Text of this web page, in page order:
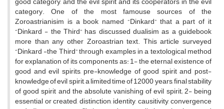
category. One of the most famouse sources of the
Zoroastrianisim is a book named “Dinkard” that a part of it
“Dinkard - the Third” has discussed dualisim as a guidebook
more than any other Zoroastrian text. This article surveyed
“Dinkard -the Third” through examples in a textological method
for explanation of its components as: 1- the eternal existence of
good and evil spirits, pre-knowledge of good spirit and post-
knowledge of evil spirit, a limited time of 12000 years, final stability
of good spirit and the absolute vanishing of evil spirit; 2- being
essential or created, distinction, identity, causitivity, convergence